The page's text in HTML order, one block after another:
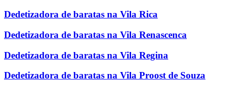
Dedetizadora de baratas na Vila Rica
Dedetizadora de baratas na Vila Renascenca
Dedetizadora de baratas na Vila Regina
Dedetizadora de baratas na Vila Proost de Souza